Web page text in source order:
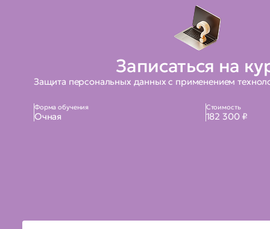
осуществлять настройку СКЗИ "КриптоПро
осуществлять эксплуатацию СКЗИ
Записаться на
Защита персональных данных с применением
Форма обучения
Очная
Стоимость
182 300 ₽